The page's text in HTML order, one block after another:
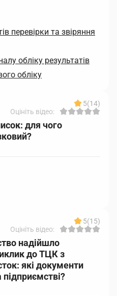
перевірки та звіряння
обліку результатів
обліку
5(14)
Оцініть відео:
для чого
5(15)
Оцініть відео:
надійшло
до ТЦК з
які документи